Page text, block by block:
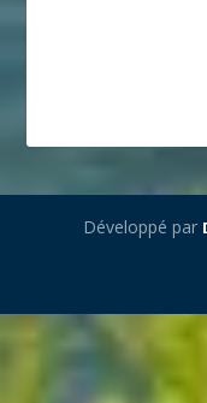
Développé par